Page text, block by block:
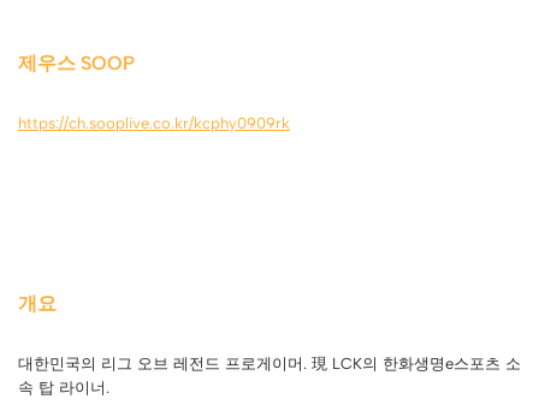
제우스 SOOP
https://ch.sooplive.co.kr/kcphy0909rk
개요
대한민국의 리그 오브 레전드 프로게이머. 現 LCK의 한화생명e스포츠 소
속 탑 라이너.